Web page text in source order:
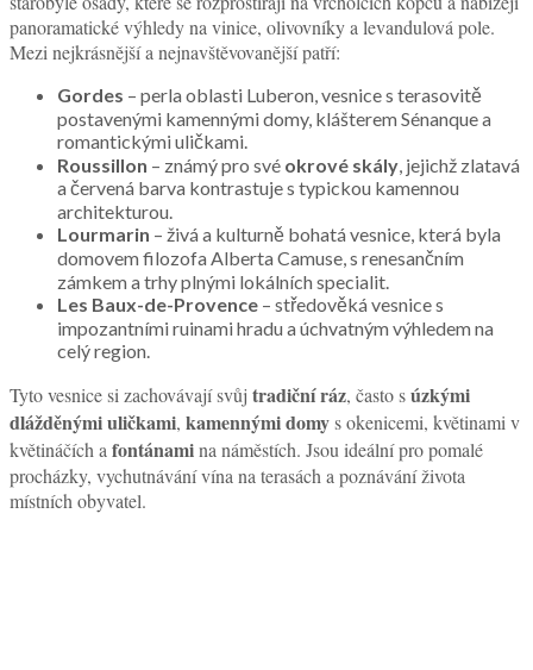
panoramatické výhledy na vinice, olivovníky a levandulová pole.
Mezi nejkrásnější a nejnavštěvovanější patří:
Gordes – perla oblasti Luberon, vesnice s terasovitě
postavenými kamennými domy, klášterem Sénanque a
romantickými uličkami.
Roussillon – známý pro své okrové skály , jejichž zlatavá
a červená barva kontrastuje s typickou kamennou
architekturou.
Lourmarin – živá a kulturně bohatá vesnice, která byla
domovem filozofa Alberta Camuse, s renesančním
zámkem a trhy plnými lokálních specialit.
Les Baux-de-Provence – středověká vesnice s
impozantními ruinami hradu a úchvatným výhledem na
celý region.
Tyto vesnice si zachovávají svůj tradiční ráz, často súzkými
dlážděnými uličkami, kamennými domys okenicemi, květinami v
květináčích a fontánamina náměstích. Jsou ideální pro pomalé
procházky, vychutnávání vína na terasách a poznávání života
místních obyvatel.